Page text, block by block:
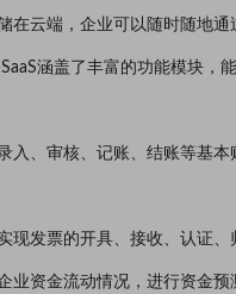
在云端，企业可以随时随地通
SaaS涵盖了丰富的功能模块
入、审核、记账、结账等基
现发票的开具、接收、认证
业资金流动情况，进行资金